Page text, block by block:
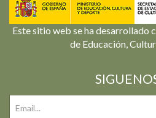
Este sitio web se ha desarrollado
de Educación,